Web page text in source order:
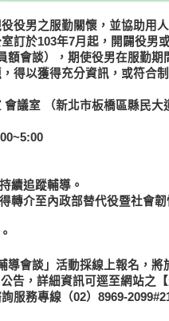
役男之服勤關懷，並協助用
訂於103年7月起，開闢役男
額會談），期使役男在服勤
得以獲得充分資訊，或符合
議室 （新北市板橋區縣民
續追蹤輔導。
轉介至內政部替代役暨社會
會談」活動採線上報名，將
告，詳細資訊可逕至網站之
服務專線（02）8969-